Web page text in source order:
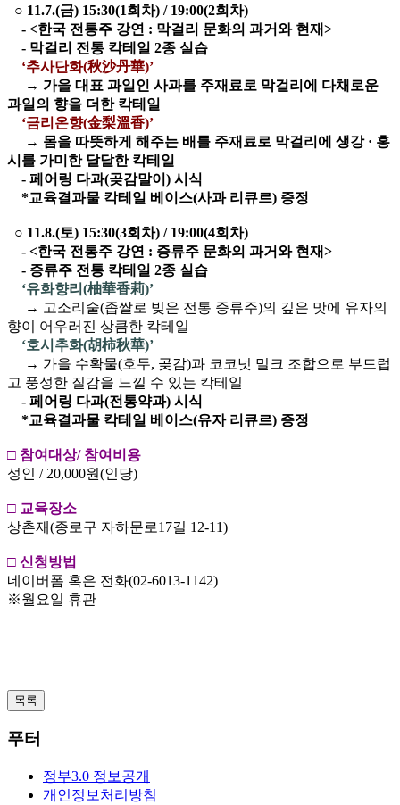
○ 11.7.(금) 15:30(1회차) / 19:00(2회차)
- <한국 전통주 강연 : 막걸리 문화의 과거와 현재>
- 막걸리 전통 칵테일 2종 실습
‘추사단화(秋沙丹華)’
→ 가을 대표 과일인 사과를 주재료로 막걸리에 다채로운
과일의 향을 더한 칵테일
‘금리온향(金梨溫香)’
→ 몸을 따뜻하게 해주는 배를 주재료로 막걸리에 생강 · 홍
시를 가미한 달달한 칵테일
- 페어링 다과(곶감말이) 시식
*교육결과물 칵테일 베이스(사과 리큐르) 증정
○ 11.8.(토) 15:30(3회차) / 19:00(4회차)
- <한국 전통주 강연 : 증류주 문화의 과거와 현재>
- 증류주 전통 칵테일 2종 실습
‘유화향리(柚華香莉)’
→ 고소리술(좁쌀로 빚은 전통 증류주)의 깊은 맛에 유자의
향이 어우러진 상큼한 칵테일
‘호시추화(胡柿秋華)’
→ 가을 수확물(호두, 곶감)과 코코넛 밀크 조합으로 부드럽
고 풍성한 질감을 느낄 수 있는 칵테일
- 페어링 다과(전통약과) 시식
*교육결과물 칵테일 베이스(유자 리큐르) 증정
□ 참여대상/ 참여비용
성인 / 20,000원(인당)
□ 교육장소
상촌재(종로구 자하문로17길 12-11)
□ 신청방법
네이버폼 혹은 전화(02-6013-1142)
※월요일 휴관
목록
푸터
정부3.0 정보공개
개인정보처리방침